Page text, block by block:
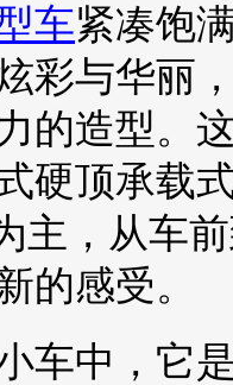
车紧凑饱
彩与华丽
的造型。
硬顶承载
主，从车
的感受。
中，它